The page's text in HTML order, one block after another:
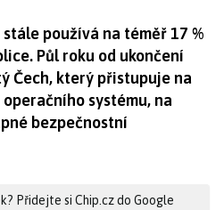
stále používá na téměř 17 %
Půl roku od ukončení
Čech, který přistupuje na
systému, na
bezpečnostní
Přidejte si Chip.cz do Google